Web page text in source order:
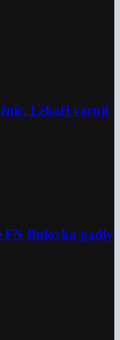
Lékaři varují
FN Bulovka padly